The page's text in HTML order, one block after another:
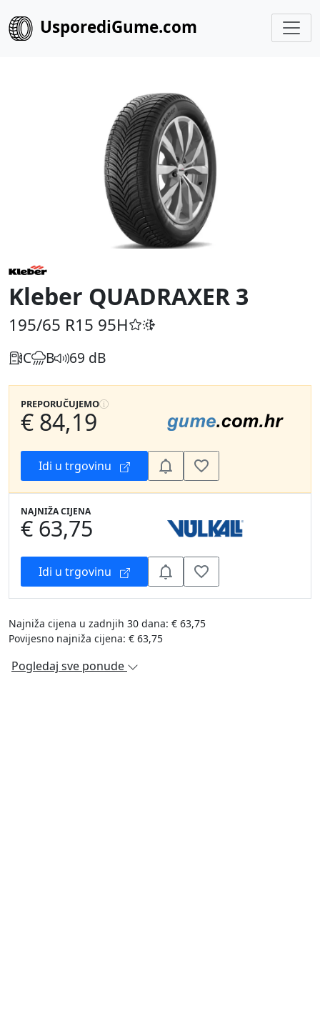
UsporediGume.com
Kleber QUADRAXER 3
195/65 R15 95H
C B 69 dB
PREPORUČUJEMO
€ 84,19
Idi u trgovinu
NAJNIŽA CIJENA
€ 63,75
Idi u trgovinu
Najniža cijena u zadnjih 30 dana: € 63,75
Povijesno najniža cijena: € 63,75
Pogledaj sve ponude